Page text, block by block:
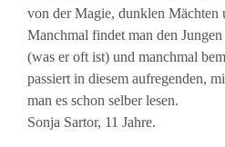
von der Magie, dunklen Mächten
Manchmal findet man den
(was er oft ist) und manchmal
passiert in diesem aufregenden,
man es schon selber lesen.
Sonja Sartor, 11 Jahre.